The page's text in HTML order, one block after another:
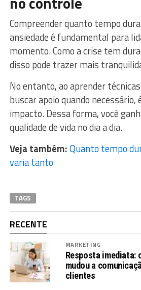
Compreender quanto tempo
ansiedade é fundamental para
momento. Como a crise tem
disso pode trazer mais
No entanto, ao aprender
buscar apoio quando necessário,
impacto. Dessa forma, você
qualidade de vida no dia a dia.
Veja também:Quanto tempo
varia tanto
TAGS
RECENTE
MARKETING
Resposta imediata:
mudou a
clientes